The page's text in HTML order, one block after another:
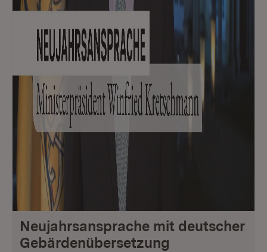
Neujahrsansprache mit deutscher
Gebärdenübersetzung